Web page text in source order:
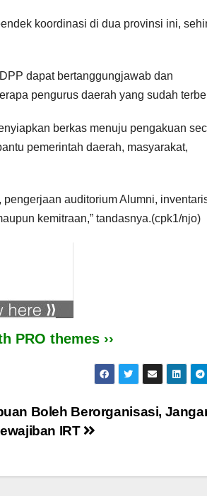
koordinasi di dua provinsi ini,
dapat bertanggungjawab dan
pengurus daerah yang sudah
berkas menuju pengakuan
pemerintah daerah, masyarakat,
auditorium Alumni,
kemitraan,” tandasnya.(cpk1/njo)
PRO themes ››
Boleh Berorganisasi,
IRT